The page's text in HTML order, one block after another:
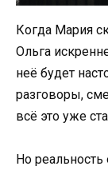
Когда Мария
Ольга
неё будет
разговоры,
всё это уже
Но реальность